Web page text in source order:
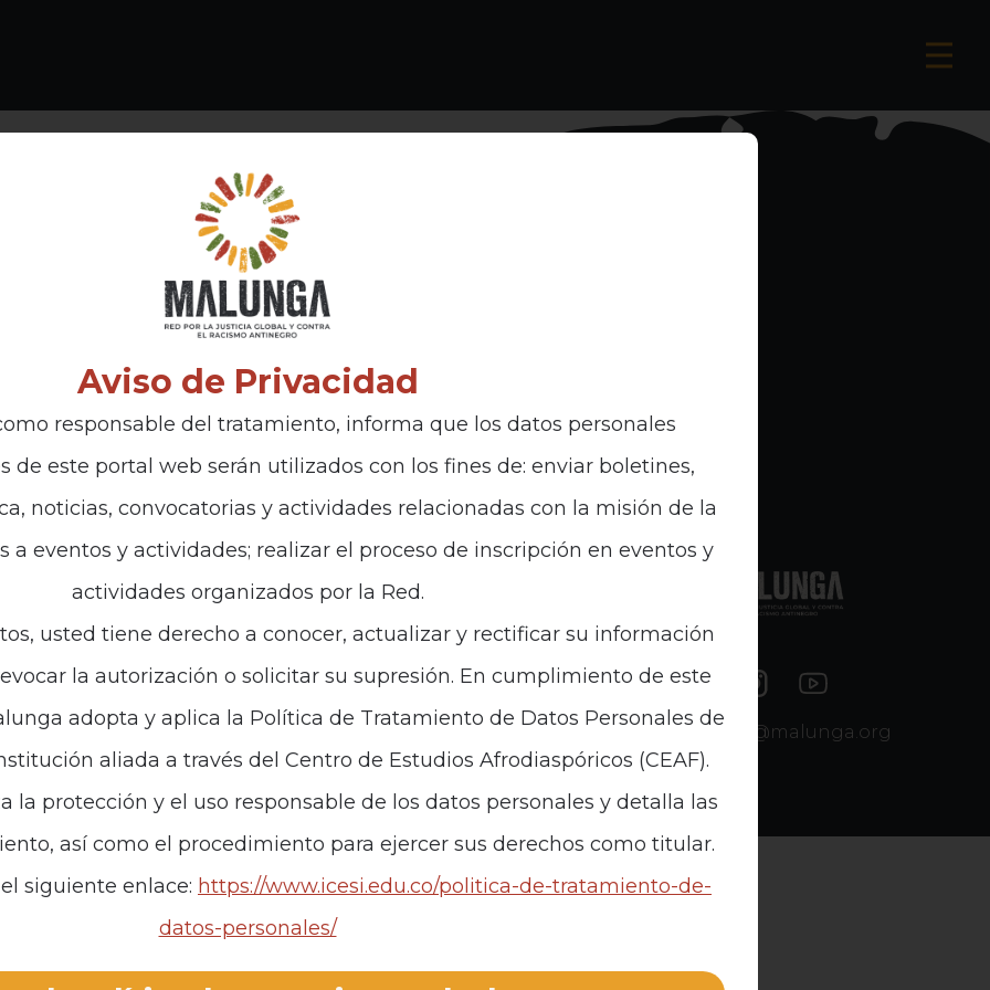
interés Políticas
Política de Tratamiento de Datos
contacto@malunga.org
Aviso de Privacidad
responsable del tratamiento, informa que los datos personales
de este portal web serán utilizados con los fines de: enviar boletines,
noticias, convocatorias y actividades relacionadas con la misión de la
a eventos y actividades; realizar el proceso de inscripción en eventos y
actividades organizados por la Red.
usted tiene derecho a conocer, actualizar y rectificar su información
la autorización o solicitar su supresión. En cumplimiento de este
adopta y aplica la Política de Tratamiento de Datos Personales de
aliada a través del Centro de Estudios Afrodiaspóricos (CEAF).
la protección y el uso responsable de los datos personales y detalla las
así como el procedimiento para ejercer sus derechos como titular.
siguiente enlace: https://www.icesi.edu.co/politica-de-tratamiento-de-
datos-personales/